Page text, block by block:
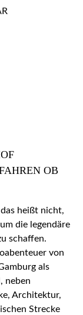
OB
heißt nicht,
die legendäre
schaffen.
von
als
neben
Architektur,
Strecke